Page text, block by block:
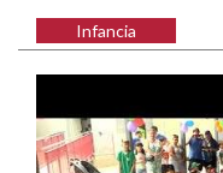
Infancia